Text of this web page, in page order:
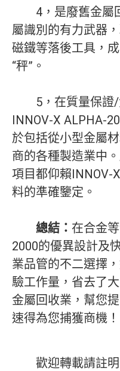
4，是廢舊金屬
屬識別的有力武器
磁鐵等落後工具，
“秤”。
5，在質量保證/
INNOV-X ALPHA-
於包括從小型金屬
商的各種製造業中
項目都仰賴INNOV-
料的準確鑒定。
總結： 在合金
2000的優異設計及
業品管的不二選擇
驗工作量，省去了
金屬回收業，幫您
速得為您捕獲商機！
歡迎轉載請註明